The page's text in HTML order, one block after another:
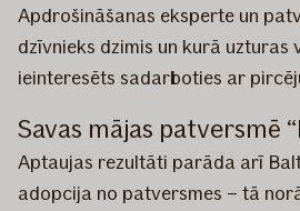
Apdrošināšanas eksperte un
dzīvnieks dzimis un kurā
ieinteresēts sadarboties ar
Savas mājas patversmē
Aptaujas rezultāti parāda arī
adopcija no patversmes – tā